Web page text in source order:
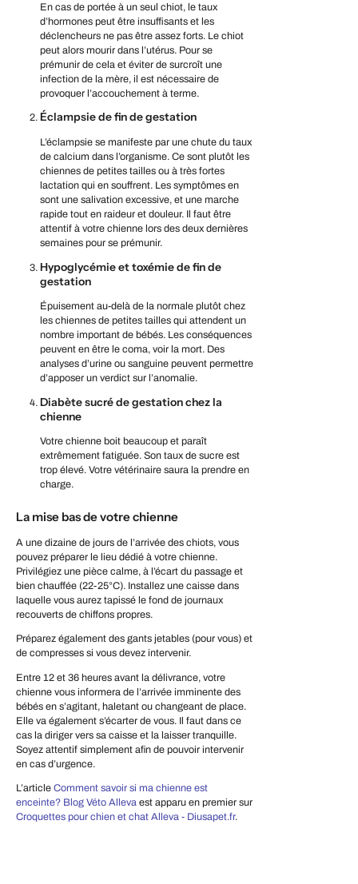
En cas de portée à un seul chiot, le taux
d’hormones peut être insuffisants et les
déclencheurs ne pas être assez forts. Le chiot
peut alors mourir dans l’utérus. Pour se
prémunir de cela et éviter de surcroît une
infection de la mère, il est nécessaire de
provoquer l’accouchement à terme.
Éclampsie de fin de gestation
L’éclampsie se manifeste par une chute du taux
de calcium dans l’organisme. Ce sont plutôt les
chiennes de petites tailles ou à très fortes
lactation qui en souffrent. Les symptômes en
sont une salivation excessive, et une marche
rapide tout en raideur et douleur. Il faut être
attentif à votre chienne lors des deux dernières
semaines pour se prémunir.
Hypoglycémie et toxémie de fin de
gestation
Épuisement au-delà de la normale plutôt chez
les chiennes de petites tailles qui attendent un
nombre important de bébés. Les conséquences
peuvent en être le coma, voir la mort. Des
analyses d’urine ou sanguine peuvent permettre
d’apposer un verdict sur l’anomalie.
Diabète sucré de gestation chez la
chienne
Votre chienne boit beaucoup et paraît
extrêmement fatiguée. Son taux de sucre est
trop élevé. Votre vétérinaire saura la prendre en
charge.
La mise bas de votre chienne
A une dizaine de jours de l’arrivée des chiots, vous
pouvez préparer le lieu dédié à votre chienne.
Privilégiez une pièce calme, à l’écart du passage et
bien chauffée (22-25°C). Installez une caisse dans
laquelle vous aurez tapissé le fond de journaux
recouverts de chiffons propres.
Préparez également des gants jetables (pour vous) et
de compresses si vous devez intervenir.
Entre 12 et 36 heures avant la délivrance, votre
chienne vous informera de l’arrivée imminente des
bébés en s’agitant, haletant ou changeant de place.
Elle va également s’écarter de vous. Il faut dans ce
cas la diriger vers sa caisse et la laisser tranquille.
Soyez attentif simplement afin de pouvoir intervenir
en cas d’urgence.
L’article Comment savoir si ma chienne est
enceinte? Blog Véto Alleva est apparu en premier sur
Croquettes pour chien et chat Alleva - Diusapet.fr.